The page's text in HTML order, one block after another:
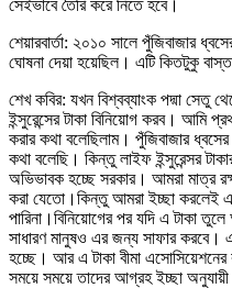
সেইভাবে তৈরি করে নিতে হবে।
শেয়ারবার্তা: ২০১০ সালে পুঁজিবাজার
ঘোষনা দেয়া হয়েছিল। এটি কিতটুকু
শেখ কবির: যখন বিশ্বব্যাংক পদ্মা সেতু
ইন্সুরেন্সের টাকা বিনিয়োগ করব। আমি
করার কথা বলেছিলাম। পুঁজিবাজার
কথা বলেছি। কিন্তু লাইফ ইন্সুরেন্সর
অভিভাবক হচ্ছে সরকার। আমরা মাত্র
করা যেতো।কিন্তু আমরা ইচ্ছা করলেই এ
পারিনা।বিনিয়োগের পর যদি এ টাকা
সাধারণ মানুষও এর জন্য সাফার করবে।
হচ্ছে। আর এ টাকা বীমা এসোসিয়েশনের
সময়ে সময়ে তাদের আগ্রহ ইচ্ছা অনুযায়ী